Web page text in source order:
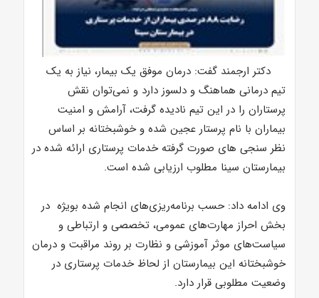
دکتر ارجمند گفت: درمان موفق یک بیمار، نیاز به یک
تیم درمانی هماهنگ و دلسوز دارد و نمی‌توان نقش
پرستاران را در این تیم نادیده گرفت، آرامش و امنیت
بیماران با نام پرستار عجین شده و خوشبختانه بر اساس
نظر سنجی های صورت گرفته خدمات پرستاری ارائه شده در
بیمارستان سینا مطلوب ارزیابی شده است.
وی ادامه داد: حسب برنامه‌ریزی‌های انجام شده بویژه در
بخش احراز مهارت‌های عمومی، تخصصی و ارتباطی و
سیاست‌های موثر آموزشی و نظارت بر روند مراقبت و درمان
خوشبختانه این بیمارستان از لحاظ خدمات پرستاری در
وضعیت مطلوبی قرار دارد.